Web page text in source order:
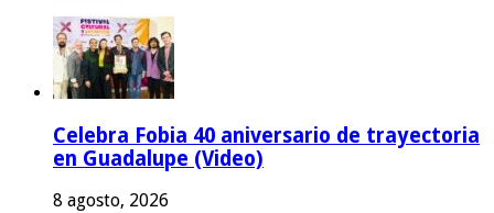
Celebra Fobia 40 aniversario de trayectoria
en Guadalupe (Video)
8 agosto, 2026